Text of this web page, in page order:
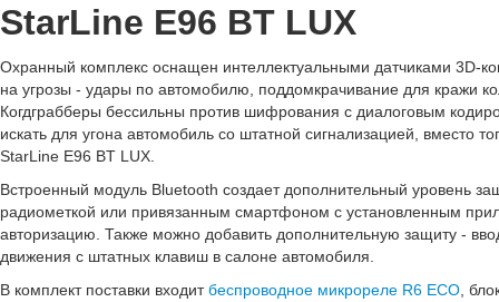
StarLine E96 BT LUX
Охранный комплекс оснащен интеллектуальными датчиками 3D-
на угрозы - удары по автомобилю, поддомкрачивание для кражи
Когдграбберы бессильны против шифрования с диалоговым
искать для угона автомобиль со штатной сигнализацией, вместо
StarLine E96 BT LUX.
Встроенный модуль Bluetooth создает дополнительный уровень
радиометкой или привязанным смартфоном с установленным
авторизацию. Также можно добавить дополнительную защиту -
движения с штатных клавиш в салоне автомобиля.
В комплект поставки входитбеспроводное микрореле R6 ECO ,